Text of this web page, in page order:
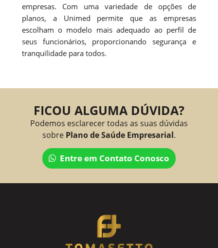
empresas. Com uma variedade de opções de
planos, a Unimed permite que as empresas
escolham o modelo mais adequado ao perfil de
seus funcionários, proporcionando segurança e
tranquilidade para todos.
FICOU ALGUMA DÚVIDA?
Podemos esclarecer todas as suas dúvidas
sobre Plano de Saúde Empresarial.
Entre em Contato Conosco